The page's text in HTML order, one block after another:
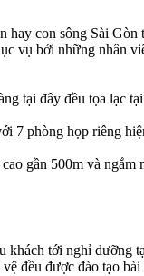
hay con sông Sài Gòn
vụ bởi những nhân
tại đây đều tọa lạc
7 phòng họp riêng
gần 500m và ngắm
khách tới nghỉ dưỡng
đều được đào tạo